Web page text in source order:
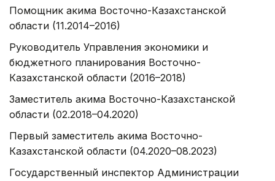
Помощник акима Восточно-Казахстанской
области (11.2014–2016)
Руководитель Управления экономики и
бюджетного планирования Восточно-
Казахстанской области (2016–2018)
Заместитель акима Восточно-Казахстанской
области (02.2018–04.2020)
Первый заместитель акима Восточно-
Казахстанской области (04.2020–08.2023)
Государственный инспектор Администрации